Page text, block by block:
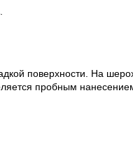
поверхности. На
пробным